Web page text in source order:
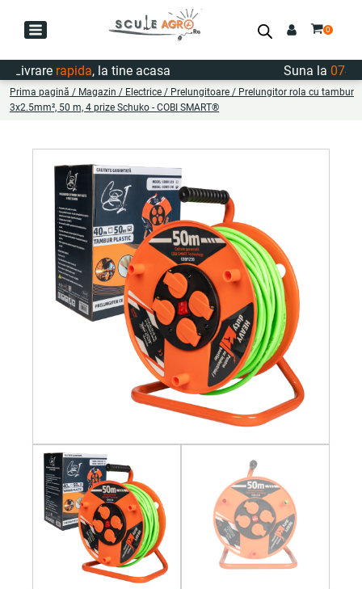
rapida, la tine acasa Suna la
Prima pagină / Magazin / Electrice / Prelungitoare / Prelungitor rola cu tambur
3x2.5mm², 50 m, 4 prize Schuko - COBI SMART®